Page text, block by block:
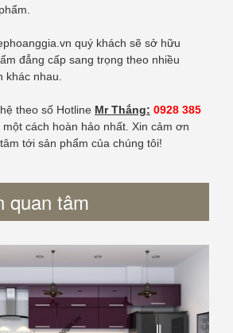
quý khách sẽ sở hữu
đẳng cấp sang trọng theo nhiều
khác nhau.
theo số Hotline Mr Thắng: 0928 385
cách hoàn hảo nhất. Xin cảm ơn
tới sản phẩm của chúng tôi!
quan tâm